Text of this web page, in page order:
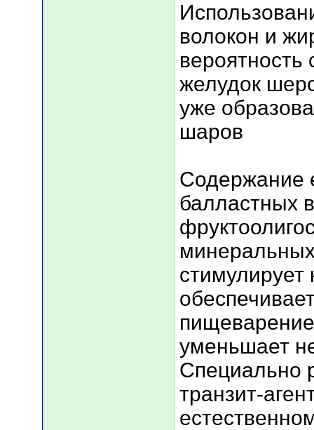
волокон и
желудок
уже
шаров
Содержание
балластных
уменьшает
Специально
транзит-